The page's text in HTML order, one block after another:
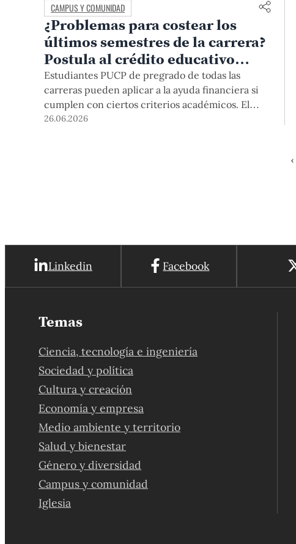
CAMPUS Y COMUNIDAD
¿Problemas para costear los
últimos semestres de la carrera?
Postula al crédito educativo
Escalo
Estudiantes PUCP de pregrado de todas las
carreras pueden aplicar a la ayuda financiera si
cumplen con ciertos criterios académicos. El
plazo vence el 30 de septiembre.
26.06.2026
‹
Linkedin Facebook
Temas
Ciencia, tecnología e ingeniería
Sociedad y política
Cultura y creación
Economía y empresa
Medio ambiente y territorio
Salud y bienestar
Género y diversidad
Campus y comunidad
Iglesia